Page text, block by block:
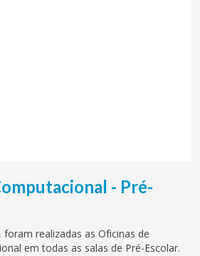
- Pré-
foram realizadas as Oficinas de
em todas as salas de Pré-Escolar.